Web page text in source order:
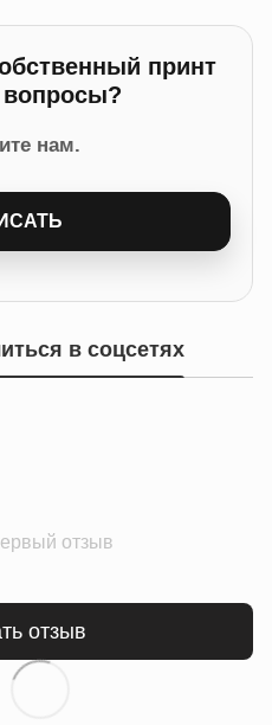
принт
вопросы?
нам.
в соцсетях
отзыв
отзыв